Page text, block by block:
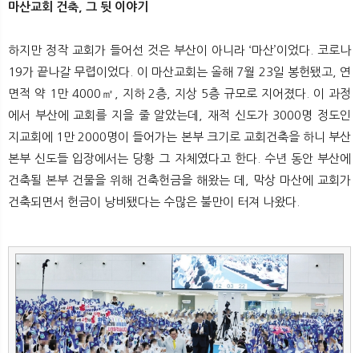
마산교회 건축, 그 뒷 이야기
하지만 정작 교회가 들어선 것은 부산이 아니라 ‘마산’이었다. 코로나
19가 끝나갈 무렵이었다. 이 마산교회는 올해 7월 23일 봉헌됐고, 연
면적 약 1만 4000㎡, 지하 2층, 지상 5층 규모로 지어졌다. 이 과정
에서 부산에 교회를 지을 줄 알았는데, 재적 신도가 3000명 정도인
지교회에 1만 2000명이 들어가는 본부 크기로 교회건축을 하니 부산
본부 신도들 입장에서는 당황 그 자체였다고 한다. 수년 동안 부산에
건축될 본부 건물을 위해 건축헌금을 해왔는 데, 막상 마산에 교회가
건축되면서 헌금이 낭비됐다는 수많은 불만이 터져 나왔다.